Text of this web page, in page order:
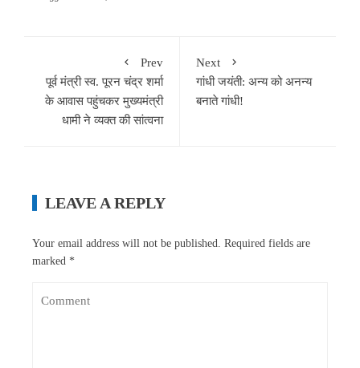
Prev
पूर्व मंत्री स्व. पूरन चंद्र शर्मा
के आवास पहुंचकर मुख्यमंत्री
धामी ने व्यक्त की सांत्वना
Next
गांधी जयंती: अन्य को अनन्य
बनाते गांधी!
LEAVE A REPLY
Your email address will not be published.
Required fields are
marked *